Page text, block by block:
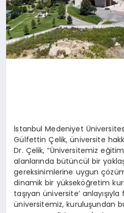
İstanbul Medeniyet
Gülfettin Çelik, üniversite
Dr. Çelik, “Üniversitemiz
alanlarında bütüncül bir
gereksinimlerine uygun
dinamik bir yükseköğretim
taşıyan üniversite’
üniversitemiz, kuruluşundan